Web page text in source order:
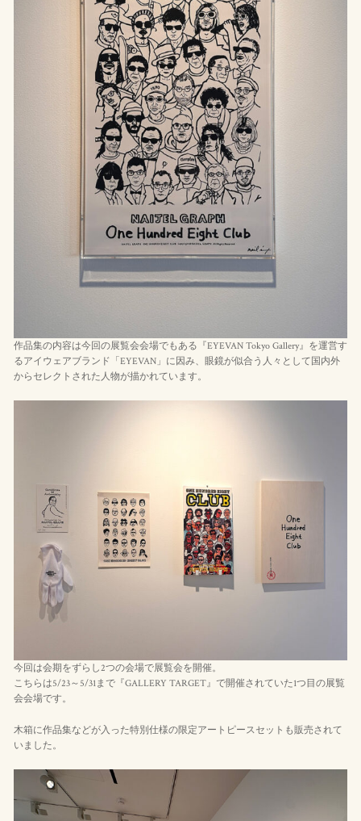
作品集の内容は今回の展覧会会場でもある『EYEVAN Tokyo Gallery』を運営す
るアイウェアブランド「EYEVAN」に因み、眼鏡が似合う人々として国内外
からセレクトされた人物が描かれています。
今回は会期をずらし2つの会場で展覧会を開催。
こちらは5/23～5/31まで『GALLERY TARGET』で開催されていた1つ目の展覧
会会場です。
木箱に作品集などが入った特別仕様の限定アートピースセットも販売されて
いました。